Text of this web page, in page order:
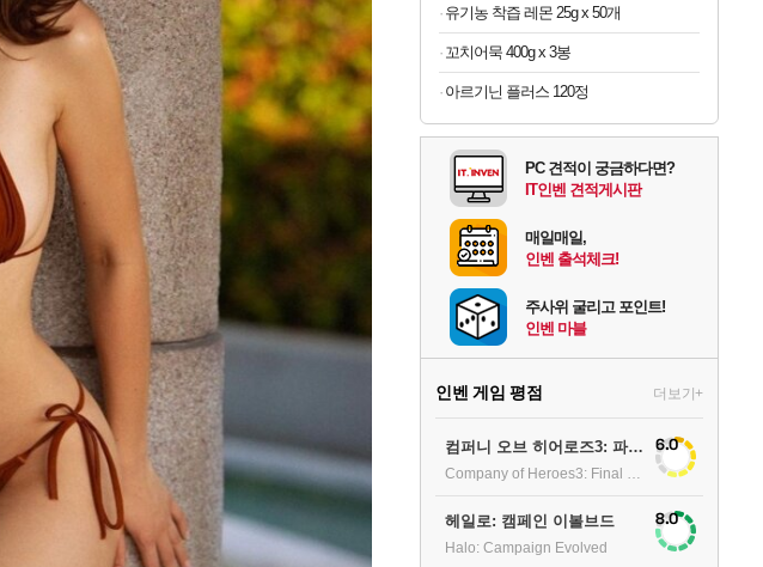
유기농 착즙 레몬 25g x 50개
꼬치어묵 400g x 3봉
아르기닌 플러스 120정
PC 견적이 궁금하다면?
IT인벤 견적게시판
매일매일,
인벤 출석체크!
주사위 굴리고 포인트!
인벤 마블
인벤 게임 평점 더보기+
컴퍼니 오브 히어로즈3: 파이널 스탠드 6.0
헤일로: 캠페인 이볼브드
Halo: Campaign Evolved
8.0